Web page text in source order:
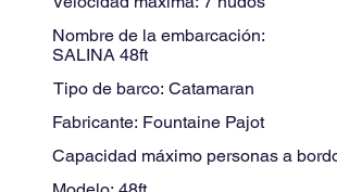
Nombre de la embarcación:
SALINA 48ft
Tipo de barco: Catamaran
Fabricante: Fountaine Pajot
Capacidad máximo personas a